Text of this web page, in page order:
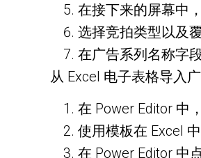
在接下来的屏幕中
选择竞拍类型以及
在广告系列名称字
从 Excel 电子表格导入
在 Power Editor 中
使用模板在 Excel
在 Power Editor 中